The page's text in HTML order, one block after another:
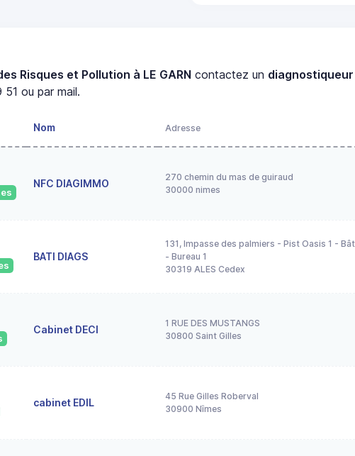
Risques et Pollution à LE GARN contactez un diagnostiqueur
ou par mail.
Nom Adresse
NFC DIAGIMMO
270 chemin du mas de guiraud
30000 nimes
BATI DIAGS
131, Impasse des palmiers - Pist Oasis 1 - Bât
- Bureau 1
30319 ALES Cedex
Cabinet DECI
1 RUE DES MUSTANGS
30800 Saint Gilles
cabinet EDIL
45 Rue Gilles Roberval
30900 Nîmes